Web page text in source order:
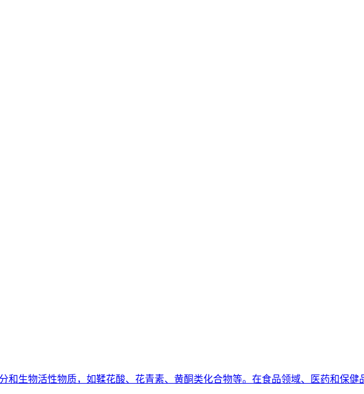
生物活性物质，如鞣花酸、花青素、黄酮类化合物等。在食品领域、医药和保健